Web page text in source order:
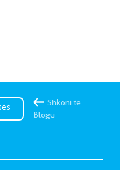
Shkoni te
Blogu